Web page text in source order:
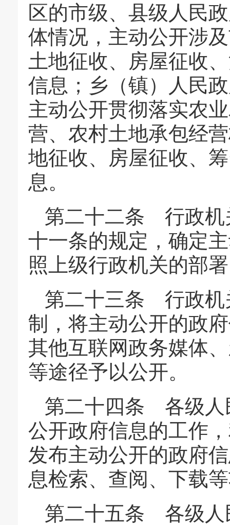
区的市级、县级人民
体情况，主动公开涉
土地征收、房屋征收
信息；乡（镇）人民
主动公开贯彻落实农
营、农村土地承包经
地征收、房屋征收、
息。
第二十二条 行政机
十一条的规定，确定
照上级行政机关的部
第二十三条 行政机
制，将主动公开的政
其他互联网政务媒体
等途径予以公开。
第二十四条 各级人
公开政府信息的工作
发布主动公开的政府
息检索、查阅、下载
第二十五条 各级人